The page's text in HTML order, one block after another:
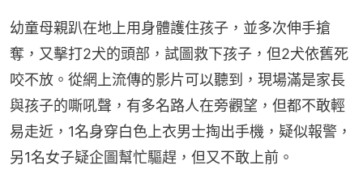
幼童母親趴在地上用身體護住孩子，並多次伸手搶
奪，又擊打2犬的頭部，試圖救下孩子，但2犬依舊死
咬不放。從網上流傳的影片可以聽到，現場滿是家長
與孩子的嘶吼聲，有多名路人在旁觀望，但都不敢輕
易走近，1名身穿白色上衣男士掏出手機，疑似報警，
另1名女子疑企圖幫忙驅趕，但又不敢上前。